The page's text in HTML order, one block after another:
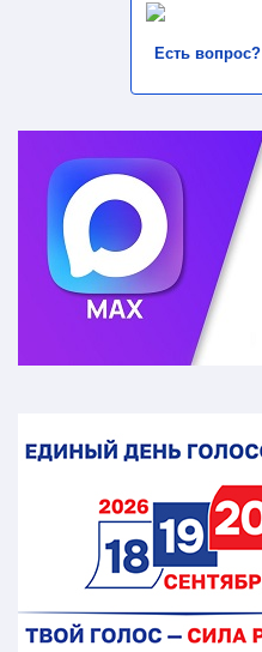
Есть вопрос?